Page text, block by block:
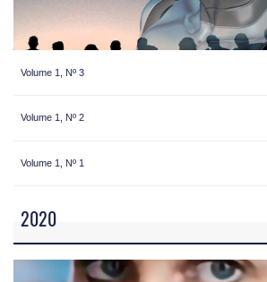
Volume 1, Nº 3
Volume 1, Nº 2
Volume 1, Nº 1
2020